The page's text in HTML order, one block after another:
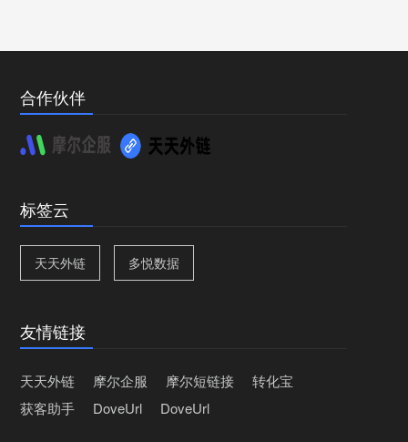
合作伙伴
标签云
天天外链 多悦数据
友情链接
天天外链 摩尔企服 摩尔短链接
转化宝
获客助手
DoveUrl DoveUrl